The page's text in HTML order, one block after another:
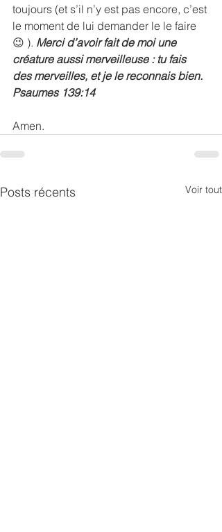
toujours (et s’il n’y est pas encore, c’est
le moment de lui demander le le faire
😉 ). Merci d’avoir fait de moi une
créature aussi merveilleuse : tu fais
des merveilles, et je le reconnais bien.
Psaumes 139:14
Amen.
Posts récents Voir tout